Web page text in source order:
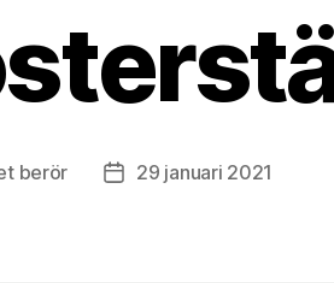
berör Inläggsdatum
29 januari 2021